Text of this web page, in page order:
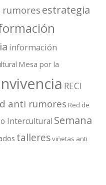
rumores estrategia
información
Mesa por la
RECI
anti rumores Red de
Intercultural Semana
talleresviñetas anti